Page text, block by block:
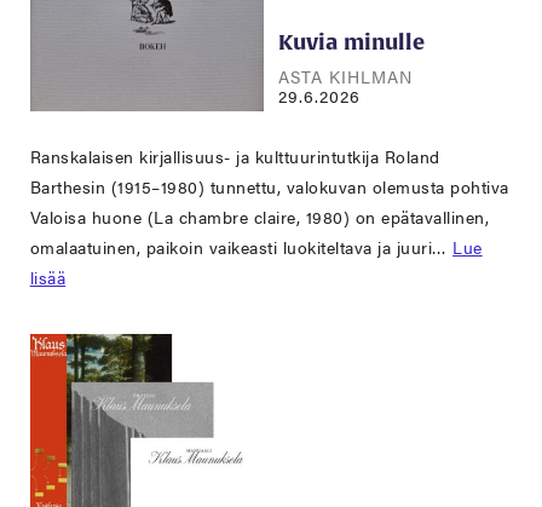
Kuvia minulle
ASTA KIHLMAN
29.6.2026
Ranskalaisen kirjallisuus- ja kulttuurintutkija Roland
Barthesin (1915–1980) tunnettu, valokuvan olemusta pohtiva
Valoisa huone (La chambre claire, 1980) on epätavallinen,
omalaatuinen, paikoin vaikeasti luokiteltava ja juuri… Lue
lisää